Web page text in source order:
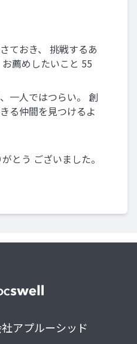
ておき、 挑戦するあ
薦めしたいこと 55
一人ではつらい。 創
る仲間を見つけるよ
とう ございました。
アプルーシッド